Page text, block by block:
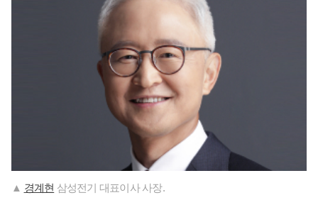
▲ 경계현 삼성전기 대표이사 사장.